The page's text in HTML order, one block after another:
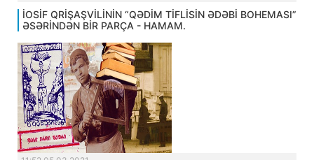
İOSİF QRİŞAŞVİLİNİN “QƏDİM TİFLİSİN ƏDƏBİ BOHEMASI”
ƏSƏRİNDƏN BİR PARÇA - HAMAM.